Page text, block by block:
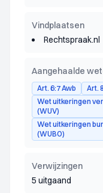
Vindplaatsen
Rechtspraak.nl
Aangehaalde
Art. 6:7 Awb
Art.
Wet uitkeringen
(WUV)
Wet uitkeringen
(WUBO)
Verwijzingen
5 uitgaand